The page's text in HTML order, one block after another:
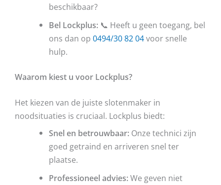
beschikbaar?
Bel Lockplus: 📞 Heeft u geen toegang, bel
ons dan op0494/30 82 04voor snelle
hulp.
Waarom kiest u voor Lockplus?
Het kiezen van de juiste slotenmaker in
noodsituaties is cruciaal. Lockplus biedt:
Snel en betrouwbaar: Onze technici zijn
goed getraind en arriveren snel ter
plaatse.
Professioneel advies:We geven niet